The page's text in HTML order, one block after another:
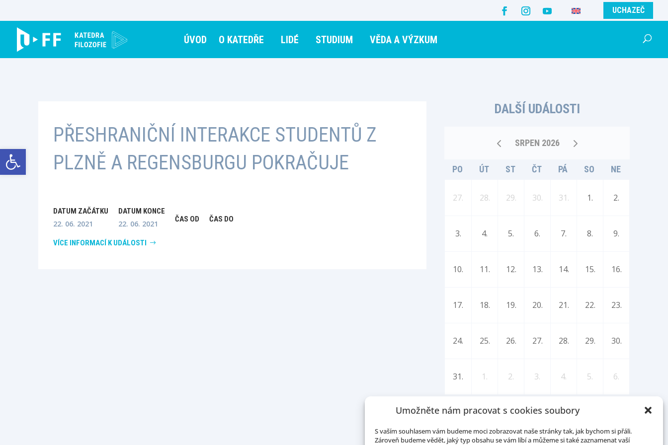
Open toolbar
content
Umožněte nám pracovat s cookies soubory
S vaším souhlasem vám budeme moci zobrazovat naše stránky tak, jak bychom si přáli.
Zároveň budeme vědět, jaký typ obsahu se vám líbí a můžeme si také zaznamenat vaší
UCHAZEČ
ÚVOD O KATEDŘE LIDÉ STUDIUM VĚDA A VÝZKUM
PŘESHRANIČNÍ INTERAKCE STUDENTŮ Z
PLZNĚ A REGENSBURGU POKRAČUJE
DATUM ZAČÁTKU
22. 06. 2021
DATUM KONCE
22. 06. 2021 ČAS OD ČAS DO
VÍCE INFORMACÍ K UDÁLOSTI
DALŠÍ UDÁLOSTI
SRPEN 2026
PO ÚT ST ČT PÁ SO NE
27. 28. 29. 30. 31. 1. 2.
3. 4. 5. 6. 7. 8. 9.
10. 11. 12. 13. 14. 15. 16.
17. 18. 19. 20. 21. 22. 23.
24. 25. 26. 27. 28. 29. 30.
31. 1. 2. 3. 4. 5. 6.